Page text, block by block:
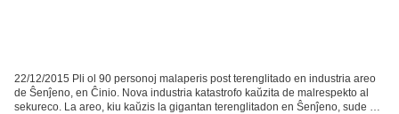
22/12/2015 Pli ol 90 personoj malaperis post terenglitado en industria areo
de Ŝenĵeno, en Ĉinio. Nova industria katastrofo kaŭzita de malrespekto al
sekureco. La areo, kiu kaŭzis la gigantan terenglitadon en Ŝenĵeno, sude de